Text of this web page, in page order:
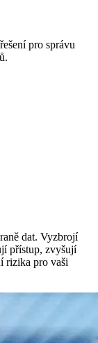
pro správu
dat. Vyzbrojí
přístup, zvyšují
rizika pro vaši